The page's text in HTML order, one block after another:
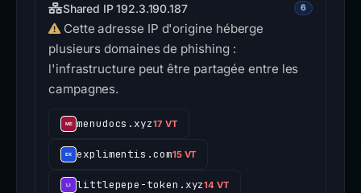
Shared IP 192.3.190.187 6
Cette adresse IP d'origine héberge
plusieurs domaines de phishing :
l'infrastructure peut être partagée entre les
campagnes.
menudocs.xyz17 VT
explimentis.com15 VT
littlepepe-token.xyz14 VT